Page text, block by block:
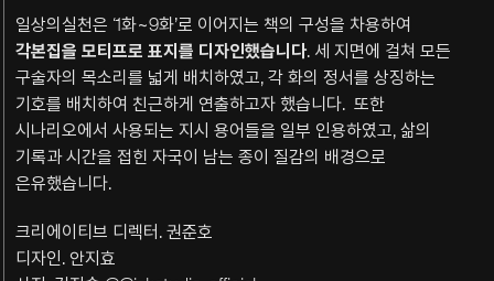
일상의실천은 ‘1화~9화’로 이어지는 책의 구성을 차용하여
각본집을 모티프로 표지를 디자인했습니다. 세 지면에 걸쳐 모든
구술자의 목소리를 넓게 배치하였고,각 화의 정서를 상징하는
기호를 배치하여 친근하게 연출하고자 했습니다. 또한
시나리오에서 사용되는 지시 용어들을 일부 인용하였고,삶의
기록과 시간을 접힌 자국이 남는 종이 질감의 배경으로
은유했습니다.
크리에이티브 디렉터. 권준호
디자인. 안지효